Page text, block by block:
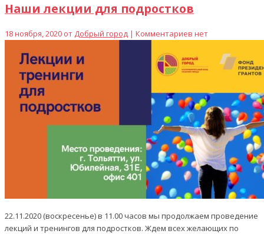
Наши лекции для подростков
18 ноября, 2020 от Добрый город | Комментариев нет
22.11.2020 (воскресенье) в 11.00 часов мы продолжаем проведение
лекций и тренингов для подростков. Ждем всех желающих по